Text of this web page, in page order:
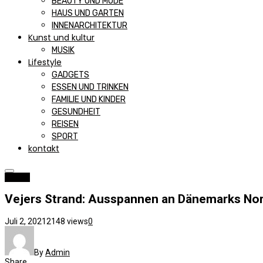
HAUS UND GARTEN
INNENARCHITEKTUR
Kunst und kultur
MUSIK
Lifestyle
GADGETS
ESSEN UND TRINKEN
FAMILIE UND KINDER
GESUNDHEIT
REISEN
SPORT
kontakt
Vejers Strand: Ausspannen an Dänemarks
Juli 2, 20212148 views0
ByAdmin